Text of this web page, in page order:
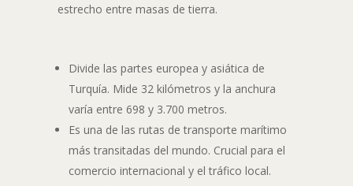
estrecho entre masas de tierra.
Divide las partes europea y asiática de
Turquía. Mide 32 kilómetros y la anchura
varía entre 698 y 3.700 metros.
Es una de las rutas de transporte marítimo
más transitadas del mundo. Crucial para el
comercio internacional y el tráfico local.